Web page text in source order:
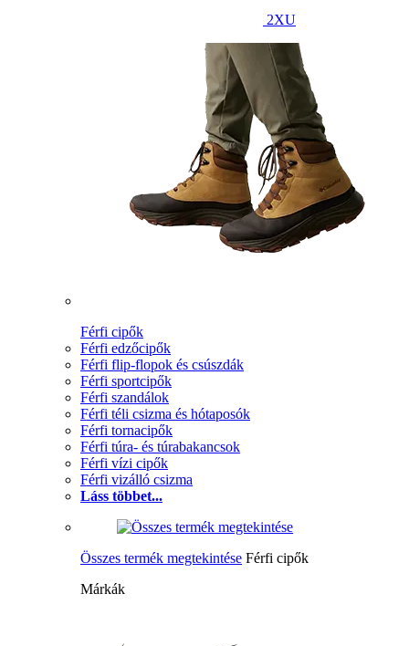
2XU
Férfi cipők
Férfi edzőcipők
Férfi flip-flopok és csúszdák
Férfi sportcipők
Férfi szandálok
Férfi téli csizma és hótaposók
Férfi tornacipők
Férfi túra- és túrabakancsok
Férfi vízi cipők
Férfi vizálló csizma
Láss többet...
Összes termék megtekintése Férfi cipők
Márkák